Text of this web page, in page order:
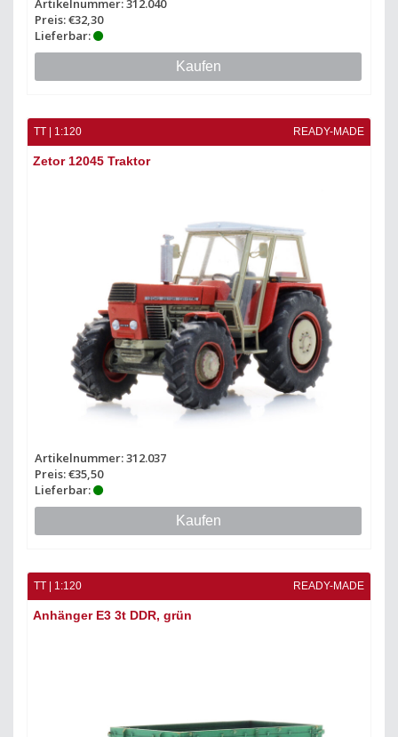
Artikelnummer: 312.040
Preis: €32,30
Lieferbar:
Kaufen
TT | 1:120 READY-MADE
Zetor 12045 Traktor
Artikelnummer: 312.037
Preis: €35,50
Lieferbar:
Kaufen
TT | 1:120 READY-MADE
Anhänger E3 3t DDR, grün